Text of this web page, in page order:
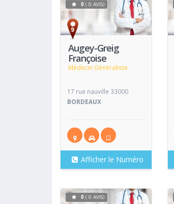
Augey-Greig
Françoise
Médecin Généraliste
Voir
0 ( 0 AVIS)
17 rue nauville 33000
BORDEAUX
Afficher le Numéro
Fiche
0 ( 0 AVIS)